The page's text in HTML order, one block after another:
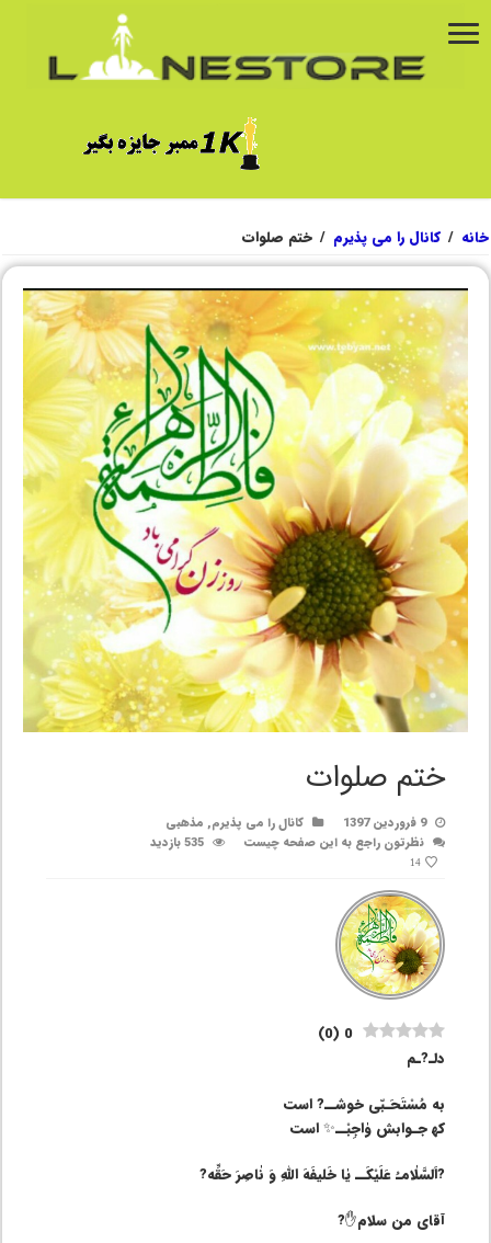
خانه / کانال را می پذیرم / ختم صلوات
ختم صلوات
9 فروردین 1397 کانال را می پذیرم, مذهبی
نظرتون راجع به این صفحه چیست
535 بازدید
14
0
(
0
)
دلـ?ـم
به مُسْتَحَـبّی خوشــ? است
که‍ جـوابش وٰاجِبْــ✨ است
?اَلسَّلٰامـُ عَلَیْکَــ یٰا خَلیفَهَ اللهِ وَ نٰاصِرَ حَقِّه?
آقای من سلام✋?